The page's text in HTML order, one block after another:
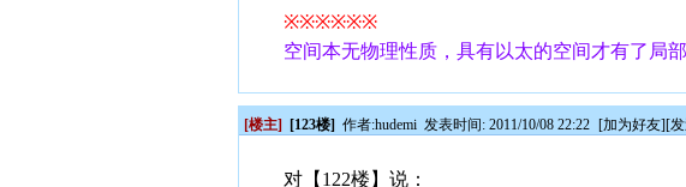
※※※※※※
空间本无物理性质，具有以太的空间才有了局
[楼主] [123楼] 作者:hudemi 发表时间: 2011/10/08 22:22 [加为好友][
对【122楼】说：